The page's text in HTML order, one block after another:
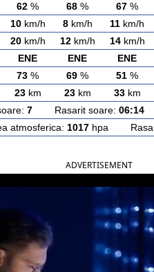
62 % 68 % 67 %
10km/h 8km/h 11 km/h
20km/h 12km/h 14km/h
ENE ENE ENE
73 % 69 % 51 %
23km 23km 33km
7Rasarit soare: 06:14
1017hpa
ADVERTISEMENT